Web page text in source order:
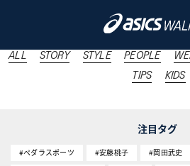
#体験レポ
ALL STORY STYLE PEOPLE
TIPS
KIDS
注目タグ
#ペダラスポーツ #安藤桃子 #岡田武史